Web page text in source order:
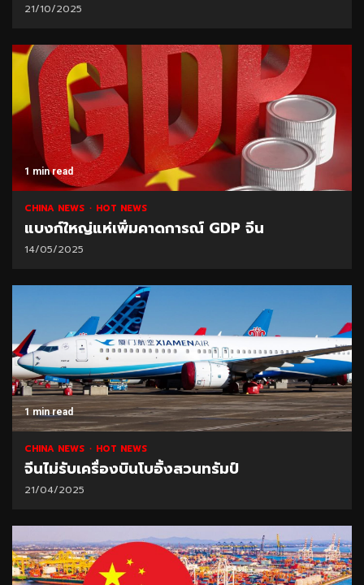
21/10/2025
1 min read
CHINA NEWS HOT NEWS
แบงก์ใหญ่แห่เพิ่มคาดการณ์ GDP จีน
14/05/2025
1 min read
CHINA NEWS HOT NEWS
จีนไม่รับเครื่องบินโบอิ้งสวนทรัมป์
21/04/2025